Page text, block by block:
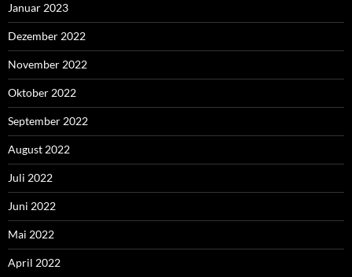
Januar 2023
Dezember 2022
November 2022
Oktober 2022
September 2022
August 2022
Juli 2022
Juni 2022
Mai 2022
April 2022